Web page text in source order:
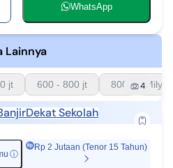
WhatsApp
Lainnya
jt 600 - 800 jt 800 - 1 Milyar
4
Dekat Sekolah
ⓘ
Rp 2 Jutaan (Tenor 15 Tahun)